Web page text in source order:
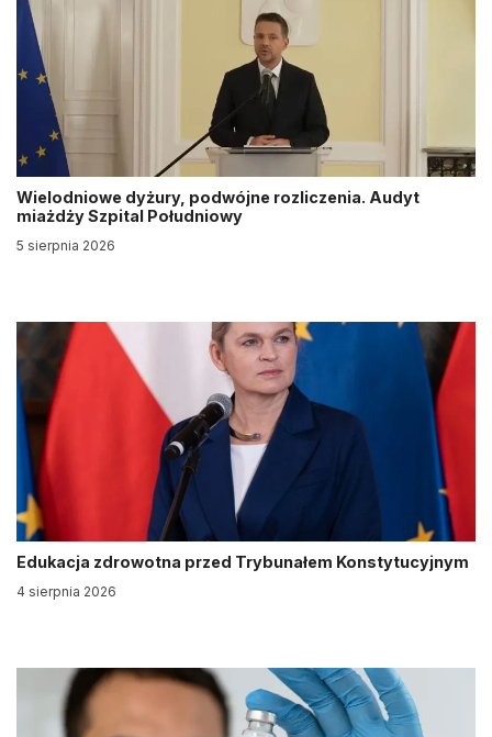
Wielodniowe dyżury, podwójne rozliczenia. Audyt
miażdży Szpital Południowy
5 sierpnia 2026
Edukacja zdrowotna przed Trybunałem Konstytucyjnym
4 sierpnia 2026